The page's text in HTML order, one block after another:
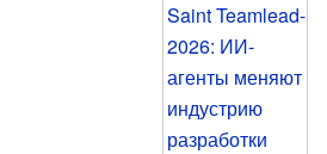
Saint Teamlead-
2026: ИИ-
агенты меняют
индустрию
разработки